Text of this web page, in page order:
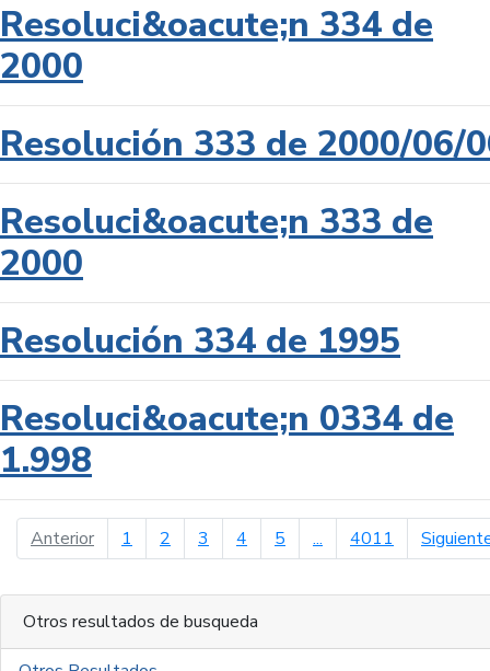
Resoluci&oacute;n 334 de
2000
Resolución 333 de 2000/06/
Resoluci&oacute;n 333 de
2000
Resolución 334 de 1995
Resoluci&oacute;n 0334 de
1.998
Anteriorpágina anterior
1 2 3 4 5 ... 4011
Otros resultados de busqueda